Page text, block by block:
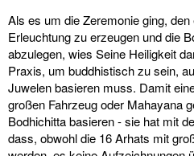
Als es um die Zeremonie ging,
Erleuchtung zu erzeugen und die
abzulegen, wies Seine Heiligkeit
Praxis, um buddhistisch zu sein,
Juwelen basieren muss. Damit
großen Fahrzeug oder Mahayana
Bodhichitta basieren - sie hat mit
dass, obwohl die 16 Arhats mit